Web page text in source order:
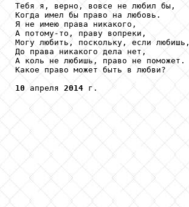
Тебя я, верно, вовсе не любил бы,
Когда имел бы право на любовь.
Я не имею права никакого,
А потому-то, праву вопреки,
Могу любить, поскольку, если любишь,
До права никакого дела нет,
А коль не любишь, право не поможет.
Какое право может быть в любви?
10 апреля 2014 г.